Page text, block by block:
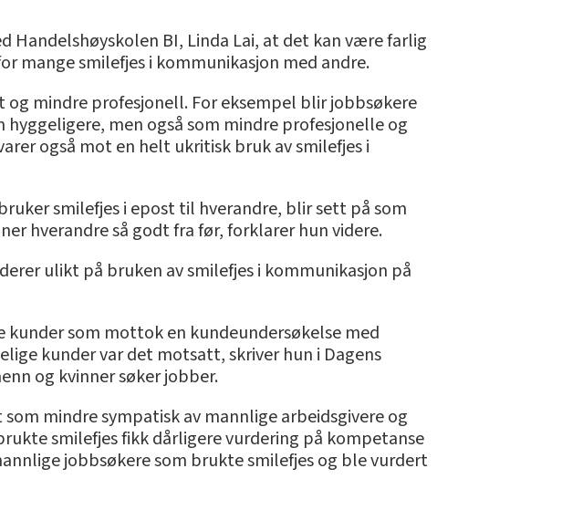
Handelshøyskolen BI, Linda Lai, at det kan være farlig
mange smilefjes i kommunikasjon med andre.
mindre profesjonell. For eksempel blir jobbsøkere
men også som mindre profesjonelle og
også mot en helt ukritisk bruk av smilefjes i
smilefjes i epost til hverandre, blir sett på som
hverandre så godt fra før, forklarer hun videre.
ulikt på bruken av smilefjes i kommunikasjon på
kunder som mottok en kundeundersøkelse med
kunder var det motsatt, skriver hun i Dagens
og kvinner søker jobber.
mindre sympatisk av mannlige arbeidsgivere og
smilefjes fikk dårligere vurdering på kompetanse
jobbsøkere som brukte smilefjes og ble vurdert